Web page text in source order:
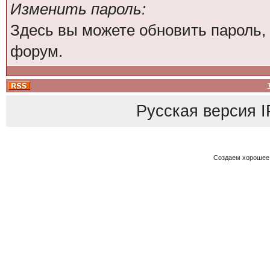
Изменить пароль:
Здесь вы можете обновить
форум.
Русская версия
Создаем